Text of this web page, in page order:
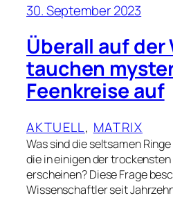
30. September 2023
Überall auf der
tauchen
Feenkreise auf
AKTUELL, MATRIX
Was sind die seltsamen
die in einigen der
erscheinen? Diese Frage
Wissenschaftler seit